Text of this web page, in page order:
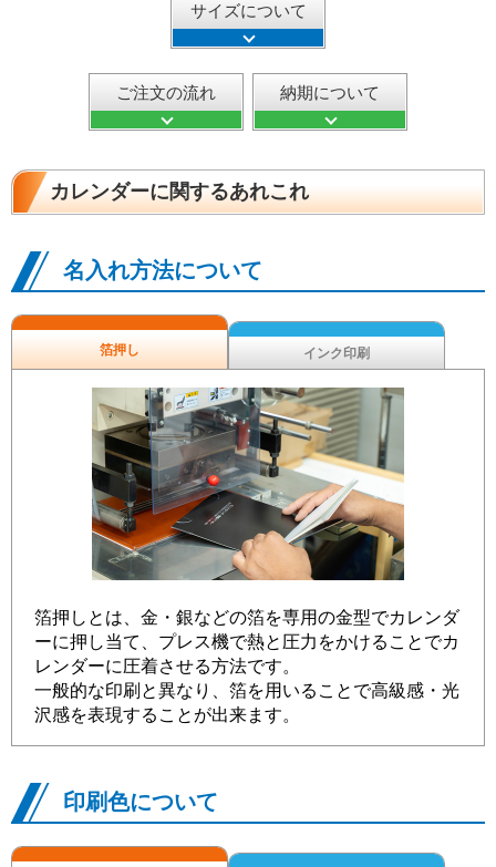
サイズについて
ご注文の流れ 納期について
カレンダーに関するあれこれ
名入れ方法について
箔押し インク印刷
箔押しとは、金・銀などの箔を専用の金型でカレンダ
ーに押し当て、プレス機で熱と圧力をかけることでカ
レンダーに圧着させる方法です。
一般的な印刷と異なり、箔を用いることで高級感・光
沢感を表現することが出来ます。
印刷色について